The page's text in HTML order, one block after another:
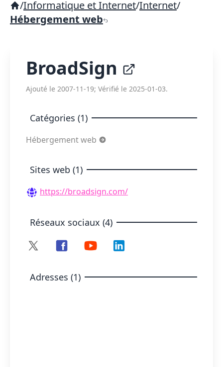
/Informatique et Internet/Internet/
Hébergement web
BroadSign
Ajouté le 2007-11-19; Vérifié le 2025-01-03.
Catégories (1)
Hébergement web
Sites web (1)
https://broadsign.com/
Réseaux sociaux (4)
Adresses (1)